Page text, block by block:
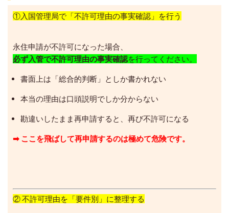
①入国管理局で「不許可理由の事実確認」を行う
永住申請が不許可になった場合、
必ず入管で不許可理由の事実確認を行ってください。
書面上は「総合的判断」としか書かれない
本当の理由は口頭説明でしか分からない
勘違いしたまま再申請すると、再び不許可になる
➡ ここを飛ばして再申請するのは極めて危険です。
② 不許可理由を「要件別」に整理する